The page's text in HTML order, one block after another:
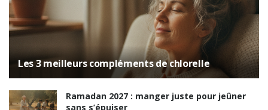
Les 3 meilleurs compléments de chlorelle
Ramadan 2027 : manger juste pour jeûner
sans s’épuiser